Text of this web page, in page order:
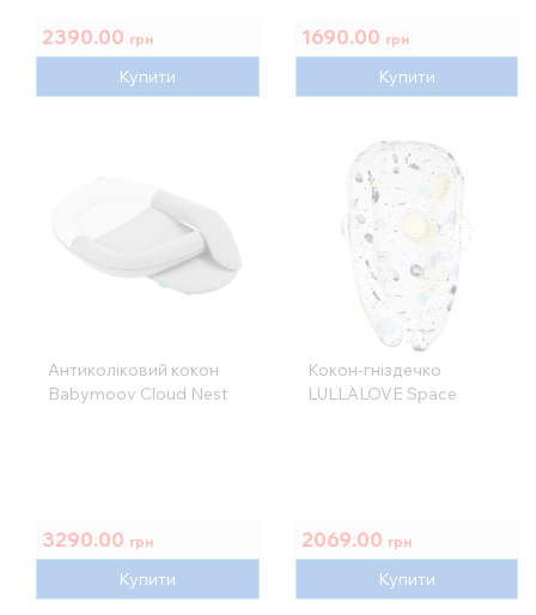
2390.00 грн
Купити
1690.00 грн
Купити
Антиколіковий кокон
Babymoov Cloud Nest
3290.00 грн
Купити
Кокон-гніздечко
LULLALOVE Space
2069.00 грн
Купити